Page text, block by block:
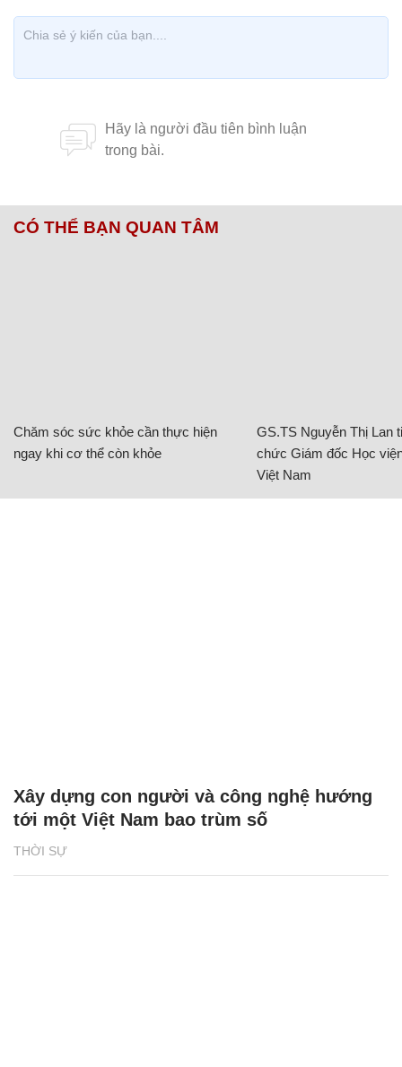
CÓ THỂ BẠN QUAN TÂM
Chăm sóc sức khỏe cần thực hiện
ngay khi cơ thể còn khỏe
GS.TS Nguyễn Thị Lan
chức Giám đốc Học
Việt Nam
THỜI SỰ
Xây dựng con người và công nghệ hướng
tới một Việt Nam bao trùm số